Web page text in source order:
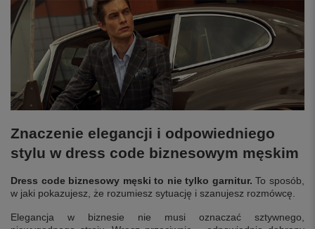
Znaczenie elegancji i odpowiedniego
stylu w dress code biznesowym męskim
Dress code biznesowy męski to nie tylko garnitur. To sposób,
w jaki pokazujesz, że rozumiesz sytuację i szanujesz rozmówcę.
Elegancja w biznesie nie musi oznaczać sztywnego,